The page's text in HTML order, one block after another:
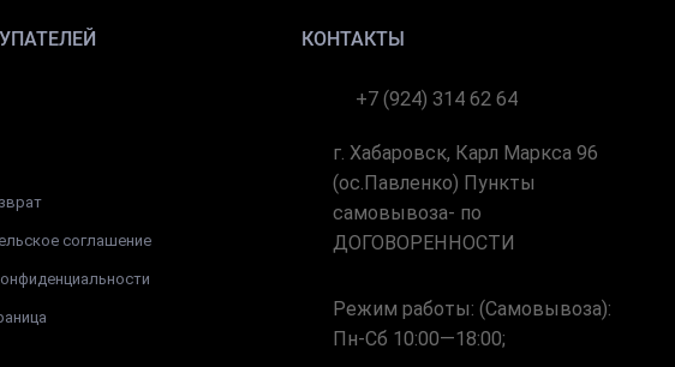
соглашение
КОНТАКТЫ
+7 (924) 314 62 64
г. Хабаровск, Карл Маркса 96
(ос.Павленко) Пункты
самовывоза- по
ДОГОВОРЕННОСТИ
Режим работы: (Самовывоза):
Пн-Cб 10:00—18:00;